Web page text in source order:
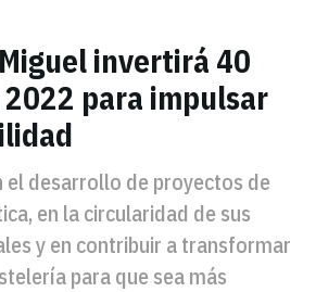
invertirá 40
para impulsar
el desarrollo de proyectos de
en la circularidad de sus
y en contribuir a transformar
para que sea más